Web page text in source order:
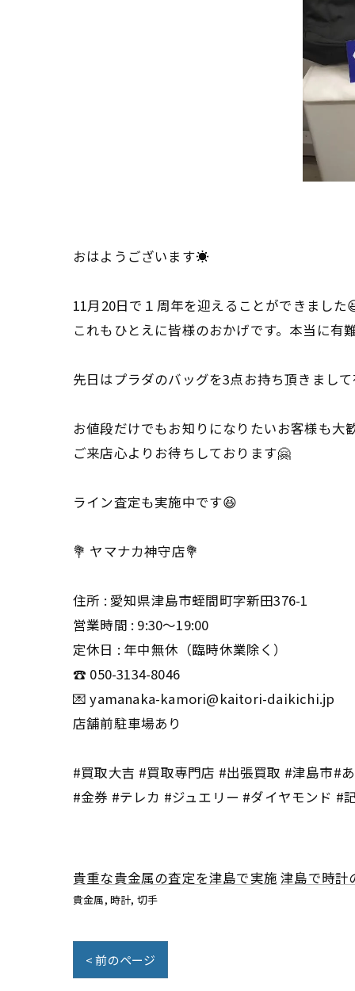
おはようございます☀
11月20日で１周年を迎えることができました
これもひとえに皆様のおかげです。本当に有
先日はプラダのバッグを3点お持ち頂きまし
お値段だけでもお知りになりたいお客様も
ご来店心よりお待ちしております🤗
ライン査定も実施中です😆
💐 ヤマナカ神守店💐
住所 : 愛知県津島市蛭間町字新田376-1
営業時間 : 9:30〜19:00
定休日 : 年中無休（臨時休業除く）
☎️ 050-3134-8046
💌 yamanaka-kamori@kaitori-daikichi.jp
店舗前駐車場あり
#買取大吉 #買取専門店 #出張買取 #津島市#
#金券 #テレカ #ジュエリー #ダイヤモンド #
貴重な貴金属の査定を津島で実施 津島で時計
貴金属 時計 切手
< 前のページ